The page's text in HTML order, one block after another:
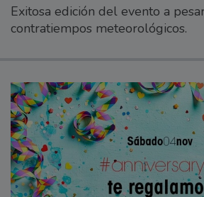
Exitosa edición del evento a
contratiempos meteorológicos.